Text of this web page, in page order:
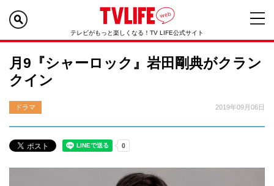
テレビがもっと楽しくなる！TV LIFE公式サイト
月9『シャーロック』岩田剛典がクラン
クイン
ドラマ 2019年09月06日